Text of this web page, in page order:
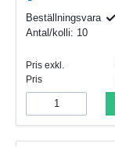
Beställningsvara
Antal/kolli: 10
Pris exkl.
Pris